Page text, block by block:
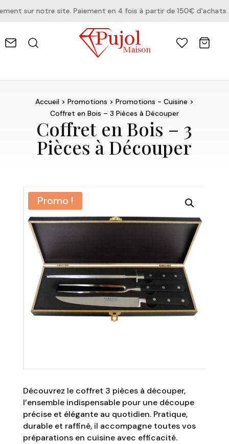
sur notre site. Paiement en 4 fois à partir de 150€ d'achats.
Accueil> Promotions > Promotions - Cuisine>
Coffret en Bois – 3 Pièces à Découper
Coffret en Bois – 3
Pièces à Découper
Promo !
Découvrez le coffret 3 pièces à découper,
l’ensemble indispensable pour une découpe
précise et élégante au quotidien. Pratique,
durable et raffiné, il accompagne toutes vos
préparations en cuisine avec efficacité.